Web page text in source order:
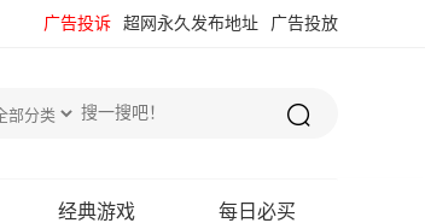
广告投放
超网永久发布地址
广告投诉
经典游戏 每日必买